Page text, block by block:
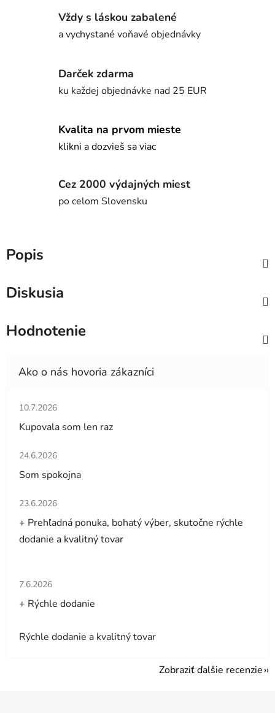
Vždy s láskou zabalené
a vychystané voňavé objednávky
Darček zdarma
ku každej objednávke nad 25 EUR
Kvalita na prvom mieste
klikni a dozvieš sa viac
Cez 2000 výdajných miest
po celom Slovensku
Popis
Diskusia
Hodnotenie
Hodnotenie obchodu je 5 z 5 hviezdičiek.
10.7.2026
Kupovala som len raz
Hodnotenie obchodu je 5 z 5 hviezdičiek.
24.6.2026
Som spokojna
Hodnotenie obchodu je 5 z 5 hviezdičiek.
23.6.2026
+ Prehľadná ponuka, bohatý výber, skutočne rýchle
dodanie a kvalitný tovar
Hodnotenie obchodu je 5 z 5 hviezdičiek.
7.6.2026
+ Rýchle dodanie
Rýchle dodanie a kvalitný tovar
Zobraziť ďalšie recenzie